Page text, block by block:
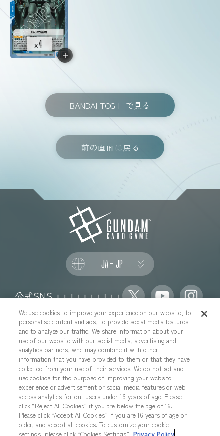
x4
BANDAI TCG+ で見る
前の画面に戻る
JA - JP
公式SNS
推奨環境について
お問い合わせ
Cookies Settings
プライバシーポリシー
プライバシーノーティス
YouTubeガイドラインについて
地域を選択する
本サイトに掲載されているすべての画像・テキスト・データの無断転
We use cookies to improve your experience on our website, to
personalise content and ads, to provide social media features
and to analyse our traffic. We share information about your
use of our website with our social media, advertising and
analytics partners, who may combine it with other
information that you have provided to them or that they have
collected from your use of their services. We do not set and
use cookies for the purpose of improving your website
experience or advertisement or social media features or web
access analytics for our users under 16 years of age. Please
click “Reject All Cookies” if you are below the age of 16.
Please click “Accept All Cookies” if you are 16 years of age or
older, and accept all cookies. To customize your cookie
settings, please click “Cookies Settings”. Privacy Policy